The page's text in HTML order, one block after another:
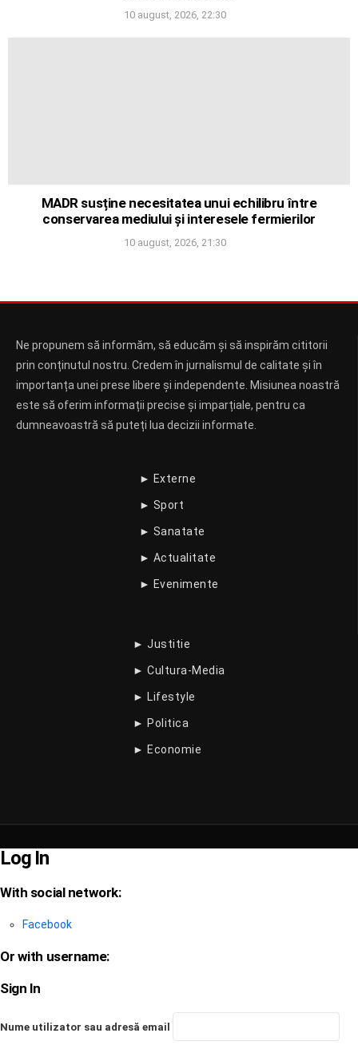
10 august, 2026, 22:30
MADR susține necesitatea unui echilibru între
conservarea mediului și interesele fermierilor
10 august, 2026, 21:30
Ne propunem să informăm, să educăm și să inspirăm cititorii
prin conținutul nostru. Credem în jurnalismul de calitate și în
importanța unei prese libere și independente. Misiunea noastră
este să oferim informații precise și imparțiale, pentru ca
dumneavoastră să puteți lua decizii informate.
► Externe
► Sport
► Sanatate
► Actualitate
► Evenimente
► Justitie
► Cultura-Media
► Lifestyle
► Politica
► Economie
Log In
With social network:
Facebook
Or with username:
Sign In
Nume utilizator sau adresă email